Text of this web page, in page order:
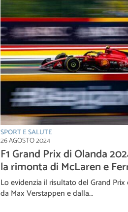
SPORT E SALUTE
26 AGOSTO 2024
F1 Grand Prix di Olanda
la rimonta di McLaren e
Lo evidenzia il risultato del Grand
da Max Verstappen e dalla…